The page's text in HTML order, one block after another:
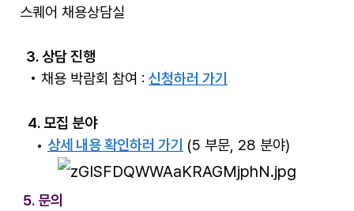
스퀘어 채용상담실
3. 상담 진행
• 채용 박람회 참여 : 신청하러 가기
4. 모집 분야
• 상세 내용 확인하러 가기 (5 부문, 28 분야)
5. 문의